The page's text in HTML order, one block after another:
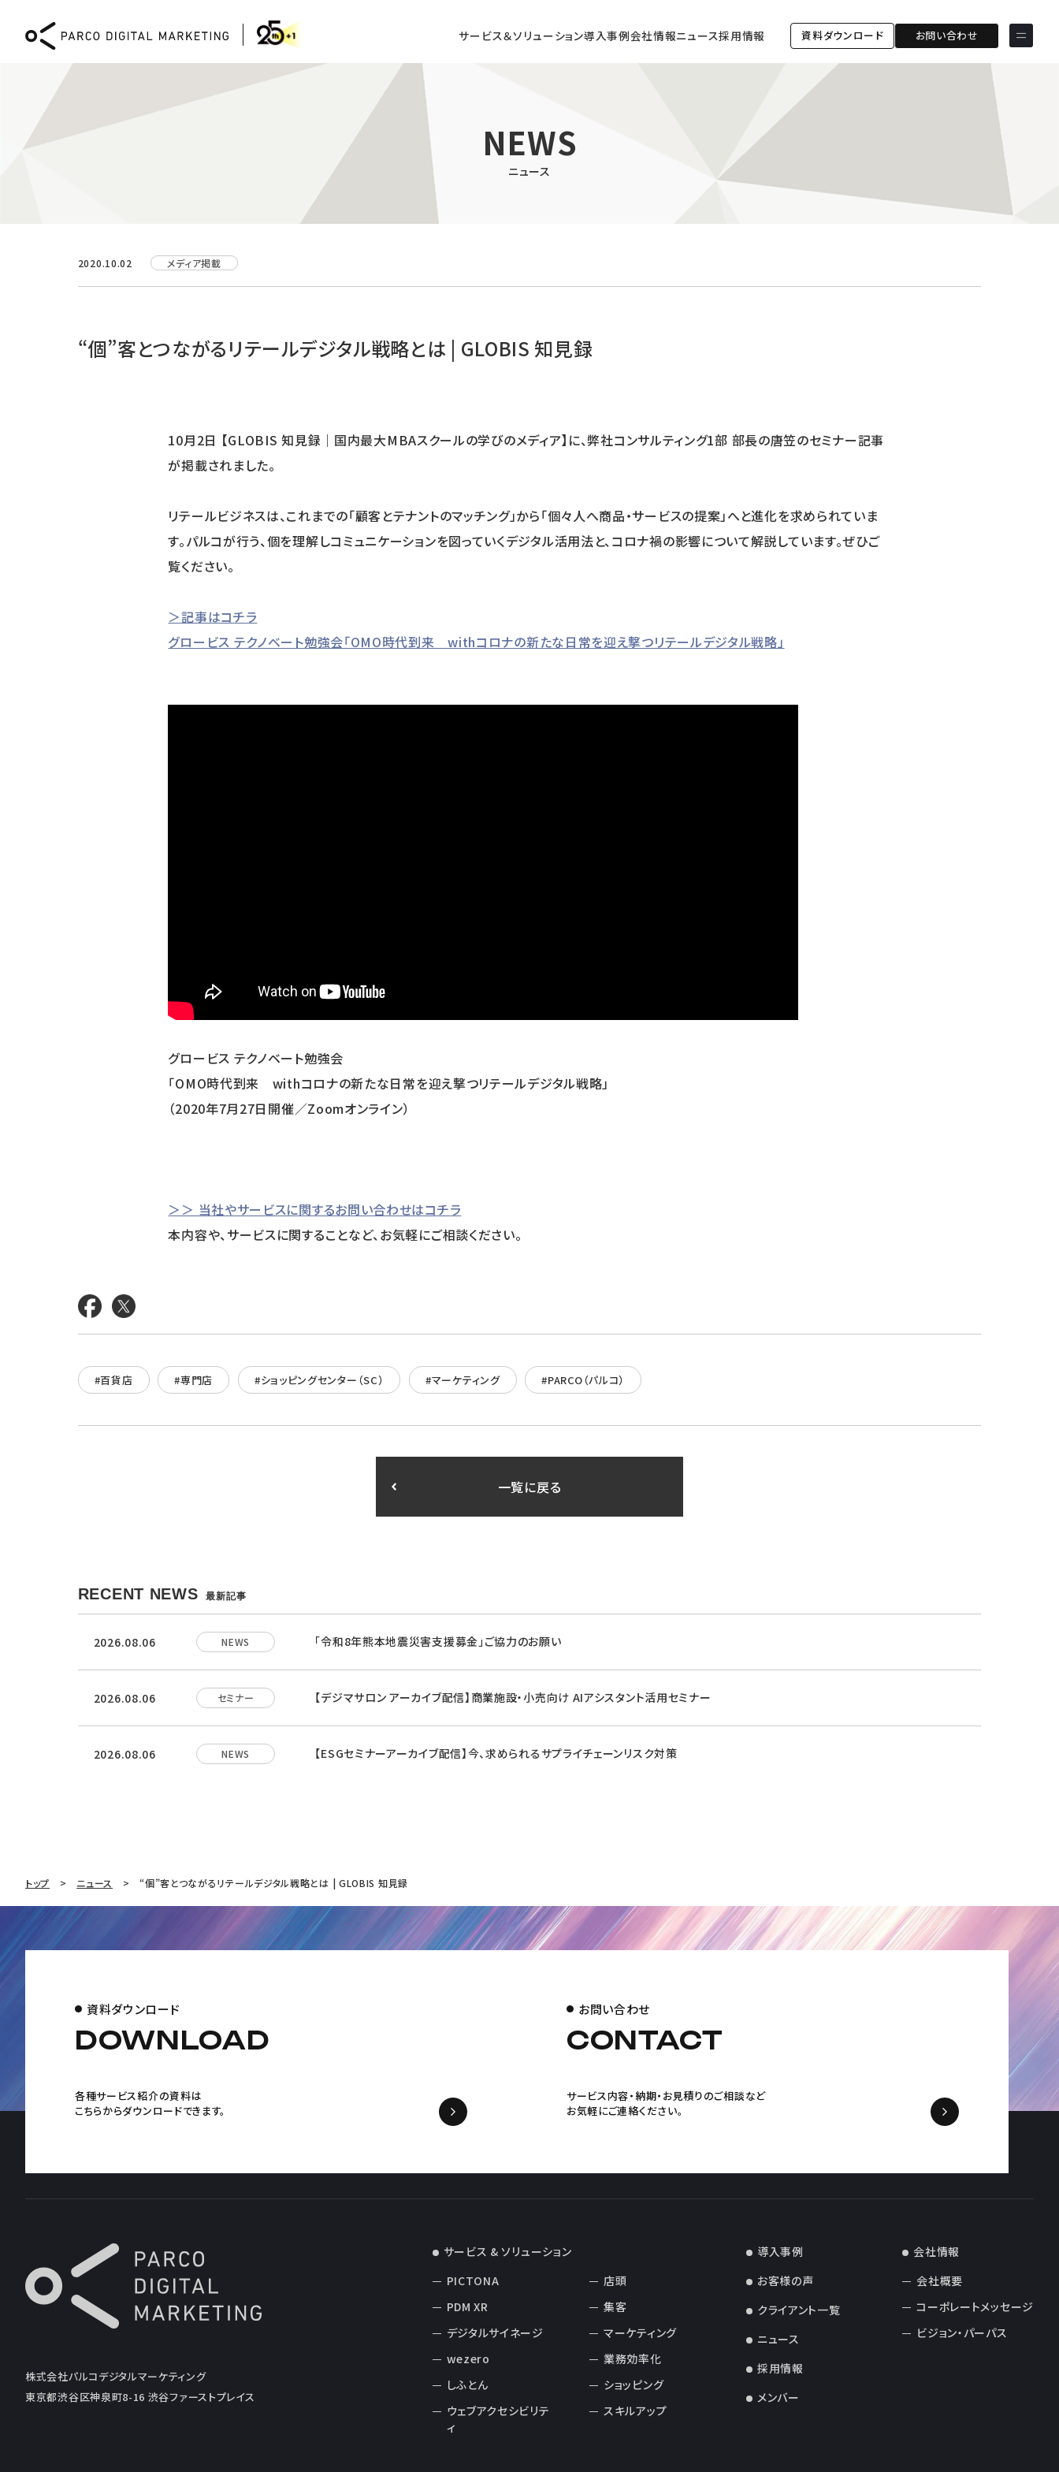
サービス＆ソリューション導入事例会社情報ニュース採用情報 資料ダウンロード お問い合わせ
DIGITAL MARKETING
サービス & ソリューション
PICTONA
PDM XR
しふとん
メンバー
会社概要
コーポレートメッセージ
NEWS
ニュース
2020.10.02 メディア掲載
“個”客とつながるリテールデジタル戦略とは | GLOBIS 知見録
10月2日 【GLOBIS 知見録｜国内最大MBAスクールの学びのメディア】に、弊社コンサルティング1部 部長の唐笠のセミナー記事
が掲載されました。
リテールビジネスは、これまでの「顧客とテナントのマッチング」から「個々人へ商品・サービスの提案」へと進化を求められていま
す。パルコが行う、個を理解しコミュニケーションを図っていくデジタル活用法と、コロナ禍の影響について解説しています。ぜひご
覧ください。
＞記事はコチラ
グロービス テクノベート勉強会「OMO時代到来 withコロナの新たな日常を迎え撃つリテールデジタル戦略」
グロービス テクノベート勉強会
「OMO時代到来 withコロナの新たな日常を迎え撃つリテールデジタル戦略」
（2020年7月27日開催／Zoomオンライン）
＞＞ 当社やサービスに関するお問い合わせはコチラ
本内容や、サービスに関することなど、お気軽にご相談ください。
#百貨店 #専門店 #ショッピングセンター（SC） #マーケティング #PARCO（パルコ）
一覧に戻る
RECENT NEWS 最新記事
2026.08.06 NEWS 「令和8年熊本地震災害支援募金」ご協力のお願い
2026.08.06 セミナー 【デジマサロン アーカイブ配信】商業施設・小売向け AIアシスタント活用セミナー
2026.08.06 NEWS 【ESGセミナーアーカイブ配信】今、求められるサプライチェーンリスク対策
トップ ニュース “個”客とつながるリテールデジタル戦略とは | GLOBIS 知見録
資料ダウンロード
DOWNLOAD
各種サービス紹介の資料は
こちらからダウンロードできます。
お問い合わせ
CONTACT
サービス内容・納期・お見積りのご相談など
お気軽にご連絡ください。
株式会社パルコデジタルマーケティング
東京都渋谷区神泉町8-16 渋谷ファーストプレイス
サービス & ソリューション
PICTONA
PDM XR
デジタルサイネージ
wezero
しふとん
ウェブアクセシビリテ
ィ
店頭
集客
マーケティング
業務効率化
ショッピング
スキルアップ
導入事例
お客様の声
クライアント一覧
ニュース
採用情報
メンバー
会社情報
会社概要
コーポレートメッセージ
ビジョン・パーパス